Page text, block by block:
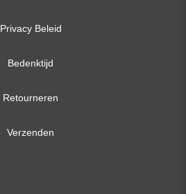
Privacy Beleid
Bedenktijd
Retourneren
Verzenden